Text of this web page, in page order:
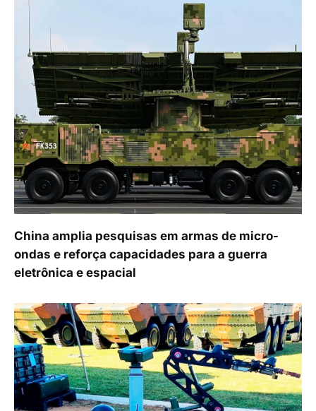
China amplia pesquisas em armas de micro-
ondas e reforça capacidades para a guerra
eletrônica e espacial